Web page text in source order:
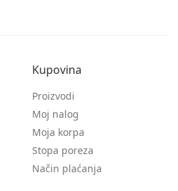
Kupovina
Proizvodi
Moj nalog
Moja korpa
Stopa poreza
Način plaćanja